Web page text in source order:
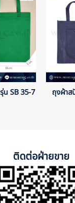
น SB 35-7
ถุงผ้าส
ติดต่อฝ่ายขาย